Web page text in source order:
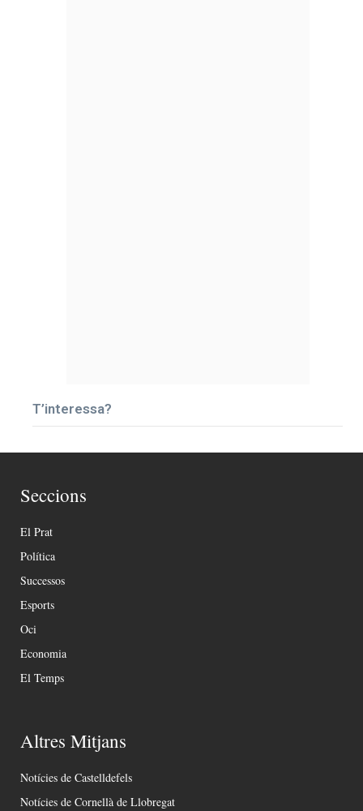
T’interessa?
Seccions
El Prat
Política
Successos
Esports
Oci
Economia
El Temps
Altres Mitjans
Notícies de Castelldefels
Notícies de Cornellà de Llobregat